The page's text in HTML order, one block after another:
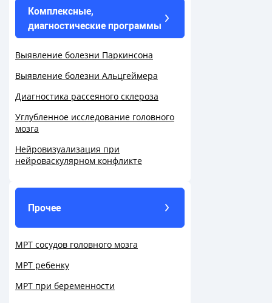
Комплексные,
диагностические программы
Выявление болезни Паркинсона
Выявление болезни Альцгеймера
Диагностика рассеяного склероза
Углубленное исследование головного
мозга
Нейровизуализация при
нейроваскулярном конфликте
Прочее
МРТ сосудов головного мозга
МРТ ребенку
МРТ при беременности